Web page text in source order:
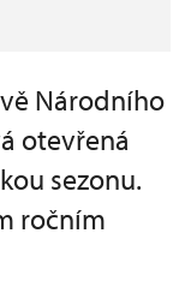
Národního
otevřená
sezonu.
ročním